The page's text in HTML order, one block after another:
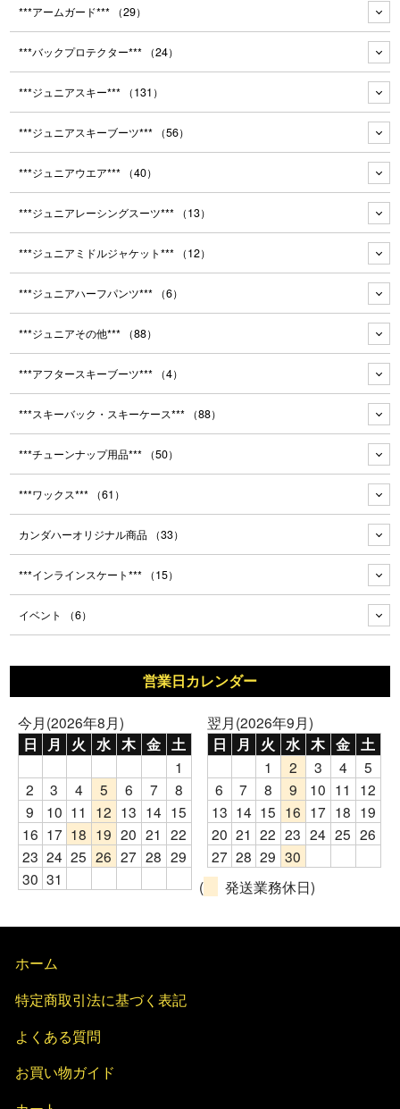
***アームガード*** （29）
***バックプロテクター*** （24）
***ジュニアスキー*** （131）
***ジュニアスキーブーツ*** （56）
***ジュニアウエア*** （40）
***ジュニアレーシングスーツ*** （13）
***ジュニアミドルジャケット*** （12）
***ジュニアハーフパンツ*** （6）
***ジュニアその他*** （88）
***アフタースキーブーツ*** （4）
***スキーバック・スキーケース*** （88）
***チューンナップ用品*** （50）
***ワックス*** （61）
カンダハーオリジナル商品 （33）
***インラインスケート*** （15）
イベント （6）
営業日カレンダー
今月(2026年8月)
日 月 火 水 木 金 土
1
2
3 4 5 6 7
8
9
10 11 12 13 14 15
16 17 18 19 20 21 22
23 24 25 26 27 28 29
30 31
翌月(2026年9月)
日 月 火 水 木 金 土
1 2 3 4
5
6
7 8 9 10 11
12
13 14 15 16 17 18 19
20 21 22 23 24 25 26
27 28 29 30
(
発送業務休日)
ホーム
特定商取引法に基づく表記
よくある質問
お買い物ガイド